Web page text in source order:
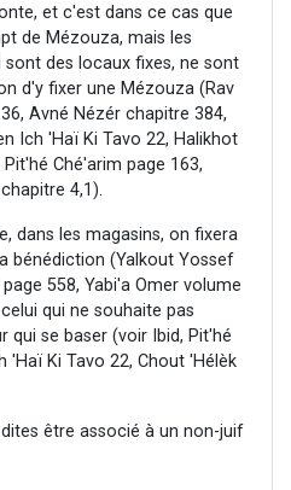
et c'est dans ce cas que
de Mézouza, mais les
des locaux fixes, ne sont
d'y fixer une Mézouza (Rav
Avné Nézér chapitre 384,
Ich 'Haï Ki Tavo 22, Halikhot
Ché'arim page 163,
4,1).
dans les magasins, on fixera
bénédiction (Yalkout Yossef
558, Yabi'a Omer volume
qui ne souhaite pas
qui se baser (voir Ibid, Pit'hé
'Haï Ki Tavo 22, Chout 'Hélèk
être associé à un non-juif